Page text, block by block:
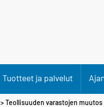
Tuotteet ja palvelut
> Teollisuuden varastojen muutos